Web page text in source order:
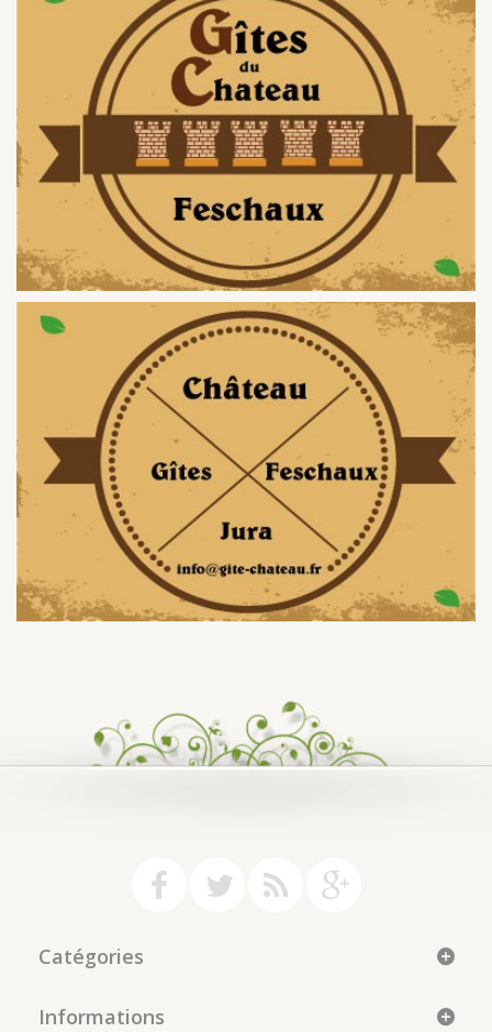
Catégories
Informations